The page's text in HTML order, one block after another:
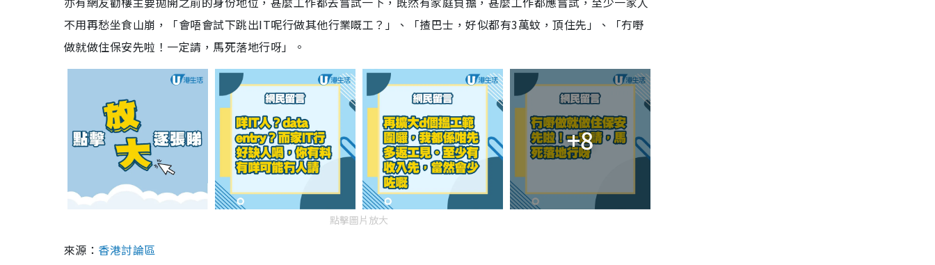
不用再愁坐食山崩，「會唔會試下跳出IT呢行做其他行業嘅工？」、「揸巴士，好似都有3萬蚊，頂住先」、「冇嘢
做就做住保安先啦！一定請，馬死落地行呀」。
+8
點擊圖片放大
來源： 香港討論區